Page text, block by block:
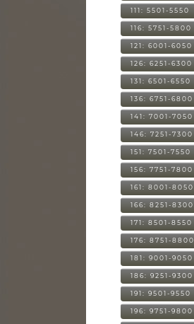
111: 5501-5550
116: 5751-5800
121: 6001-6050
126: 6251-6300
131: 6501-6550
136: 6751-6800
141: 7001-7050
146: 7251-7300
151: 7501-7550
156: 7751-7800
161: 8001-8050
166: 8251-8300
171: 8501-8550
176: 8751-8800
181: 9001-9050
186: 9251-9300
191: 9501-9550
196: 9751-9800